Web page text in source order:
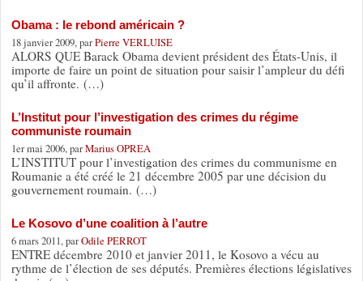
Obama : le rebond américain ?
18 janvier 2009, parPierre VERLUISE
ALORS QUE Barack Obama devient président des États-Unis, il
importe de faire un point de situation pour saisir l’ampleur du défi
qu’il affronte. (…)
L’Institut pour l’investigation des crimes du régime
communiste roumain
1er mai 2006, parMarius OPREA
L’INSTITUT pour l’investigation des crimes du communisme en
Roumanie a été créé le 21 décembre 2005 par une décision du
gouvernement roumain. (…)
Le Kosovo d’une coalition à l’autre
6 mars 2011, parOdile PERROT
ENTRE décembre 2010 et janvier 2011, le Kosovo a vécu au
rythme de l’élection de ses députés. Premières élections législatives